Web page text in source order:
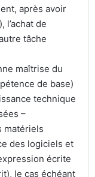
après avoir
l’achat de
tâche
maîtrise du
de base)
technique
–
matériels
des logiciels et
écrite
le cas échéant